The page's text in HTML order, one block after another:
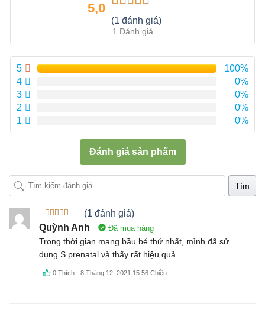
5,0
Được xếp
hạng 5.00
sao
(1 đánh giá)
1 Đánh giá
5
100%
4
0%
3
0%
2
0%
1
0%
Đánh giá sản phẩm
Tìm
Được xếp
hạng55
sao
(1 đánh giá)
Quỳnh Anh
Đã mua hàng
Trong thời gian mang bầu bé thứ nhất, mình đã sử
dụng S prenatal và thấy rất hiệu quả
0 Thích -8 Tháng 12, 2021 15:56 Chiều